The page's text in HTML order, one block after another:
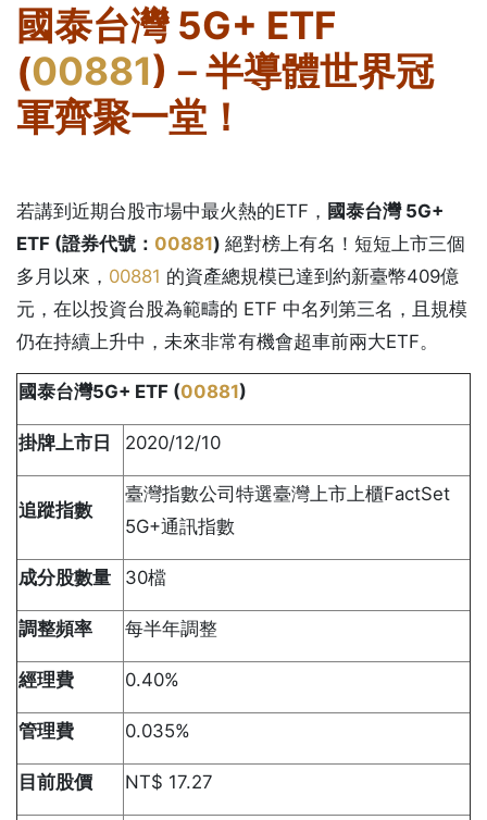
國泰台灣 5G+ ETF
(00881)－半導體世界冠
軍齊聚一堂！
若講到近期台股市場中最火熱的ETF， 國泰台灣 5G+
ETF (證券代號： 00881) 絕對榜上有名！短短上市三個
多月以來， 00881 的資產總規模已達到約新臺幣409億
元，在以投資台股為範疇的 ETF 中名列第三名，且規模
仍在持續上升中，未來非常有機會超車前兩大ETF。
國泰台灣5G+ ETF (00881)
掛牌上市日 2020/12/10
追蹤指數
臺灣指數公司特選臺灣上市上櫃FactSet
5G+通訊指數
成分股數量 30檔
調整頻率 每半年調整
經理費 0.40%
管理費 0.035%
目前股價 NT$ 17.27